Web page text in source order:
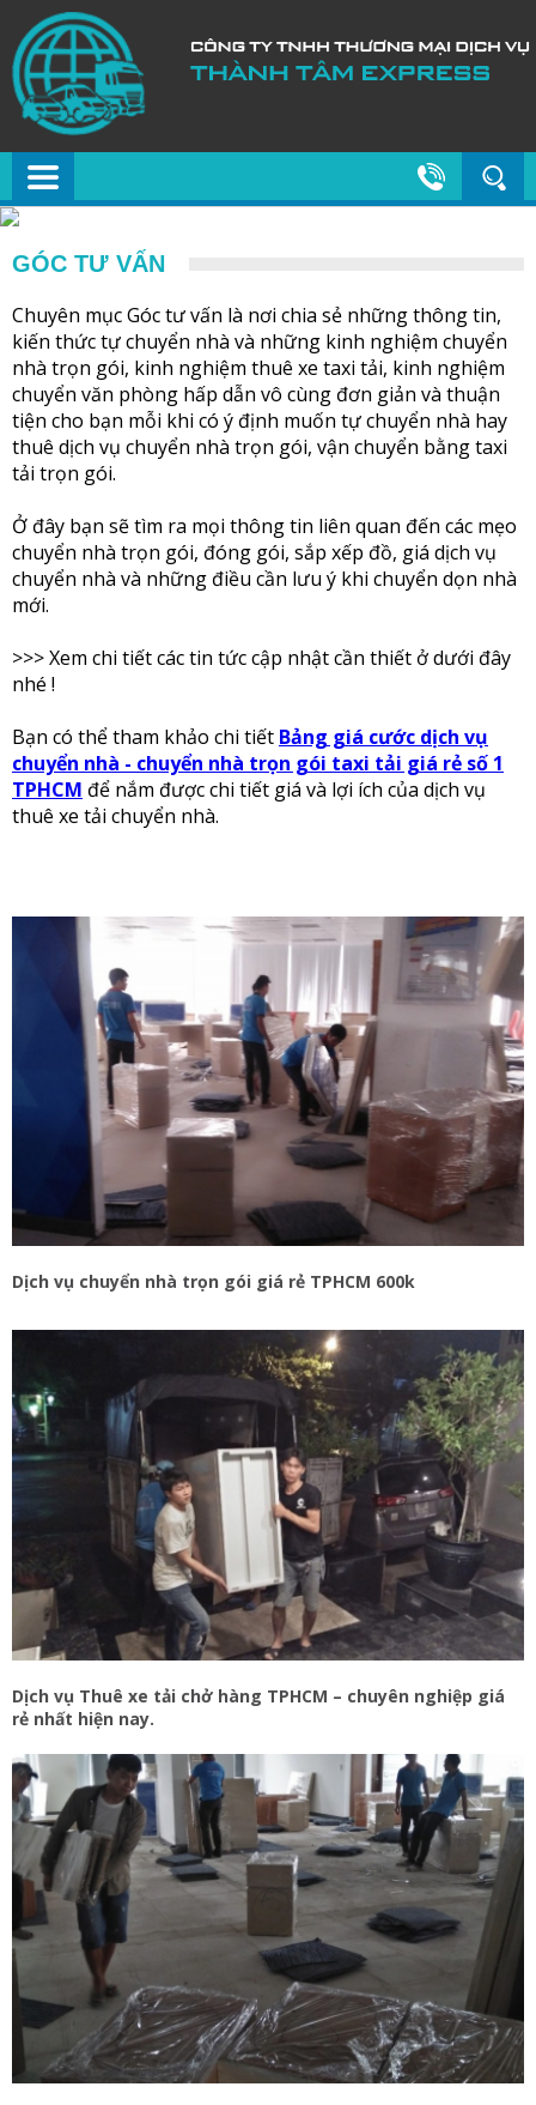
GÓC TƯ VẤN
Chuyên mục Góc tư vấn là nơi chia sẻ những thông tin,
kiến thức tự chuyển nhà và những kinh nghiệm chuyển
nhà trọn gói, kinh nghiệm thuê xe taxi tải, kinh nghiệm
chuyển văn phòng hấp dẫn vô cùng đơn giản và thuận
tiện cho bạn mỗi khi có ý định muốn tự chuyển nhà hay
thuê dịch vụ chuyển nhà trọn gói, vận chuyển bằng taxi
tải trọn gói.
Ở đây bạn sẽ tìm ra mọi thông tin liên quan đến các mẹo
chuyển nhà trọn gói, đóng gói, sắp xếp đồ, giá dịch vụ
chuyển nhà và những điều cần lưu ý khi chuyển dọn nhà
mới.
>>> Xem chi tiết các tin tức cập nhật cần thiết ở dưới đây
nhé !
Bạn có thể tham khảo chi tiết Bảng giá cước dịch vụ
chuyển nhà - chuyển nhà trọn gói taxi tải giá rẻ số 1
TPHCM để nắm được chi tiết giá và lợi ích của dịch vụ
thuê xe tải chuyển nhà.
Dịch vụ chuyển nhà trọn gói giá rẻ TPHCM 600k
Dịch vụ Thuê xe tải chở hàng TPHCM – chuyên nghiệp giá
rẻ nhất hiện nay.